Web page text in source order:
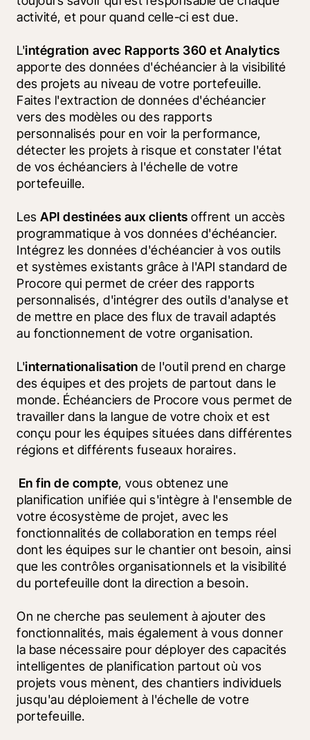
activité, et pour quand celle-ci est due.
L'intégration avec Rapports 360 et Analytics
apporte des données d'échéancier à la visibilité
des projets au niveau de votre portefeuille.
Faites l'extraction de données d'échéancier
vers des modèles ou des rapports
personnalisés pour en voir la performance,
détecter les projets à risque et constater l'état
de vos échéanciers à l'échelle de votre
portefeuille.
Les API destinées aux clients offrent un accès
programmatique à vos données d'échéancier.
Intégrez les données d'échéancier à vos outils
et systèmes existants grâce à l'API standard de
Procore qui permet de créer des rapports
personnalisés, d'intégrer des outils d'analyse et
de mettre en place des flux de travail adaptés
au fonctionnement de votre organisation.
L'internationalisation de l'outil prend en charge
des équipes et des projets de partout dans le
monde. Échéanciers de Procore vous permet de
travailler dans la langue de votre choix et est
conçu pour les équipes situées dans différentes
régions et différents fuseaux horaires.
En fin de compte, vous obtenez une
planification unifiée qui s'intègre à l'ensemble de
votre écosystème de projet, avec les
fonctionnalités de collaboration en temps réel
dont les équipes sur le chantier ont besoin, ainsi
que les contrôles organisationnels et la visibilité
du portefeuille dont la direction a besoin.
On ne cherche pas seulement à ajouter des
fonctionnalités, mais également à vous donner
la base nécessaire pour déployer des capacités
intelligentes de planification partout où vos
projets vous mènent, des chantiers individuels
jusqu'au déploiement à l'échelle de votre
portefeuille.